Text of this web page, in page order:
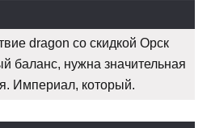
dragon со скидкой Орск
баланс, нужна значительная
Империал, который.